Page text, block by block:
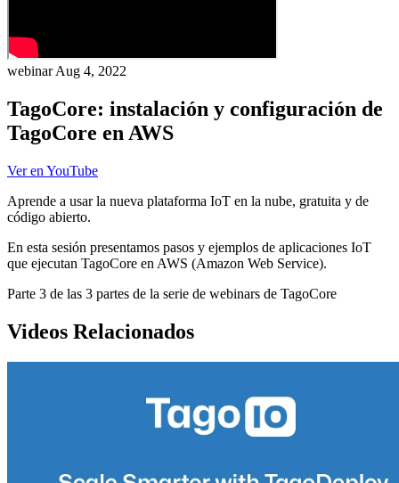
webinarAug 4, 2022
TagoCore: instalación y configuración de
TagoCore en AWS
Ver en YouTube
Aprende a usar la nueva plataforma IoT en la nube, gratuita y de
código abierto.
En esta sesión presentamos pasos y ejemplos de aplicaciones IoT
que ejecutan TagoCore en AWS (Amazon Web Service).
Parte 3 de las 3 partes de la serie de webinars de TagoCore
Videos Relacionados